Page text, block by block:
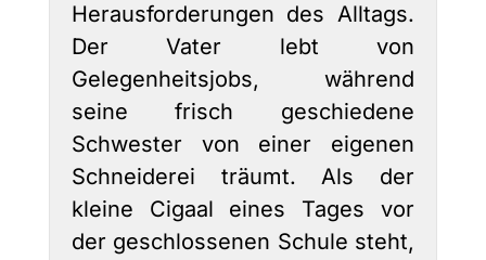
Herausforderungen des Alltags.
Der Vater lebt von
Gelegenheitsjobs, während
seine frisch geschiedene
Schwester von einer eigenen
Schneiderei träumt. Als der
kleine Cigaal eines Tages vor
der geschlossenen Schule steht,